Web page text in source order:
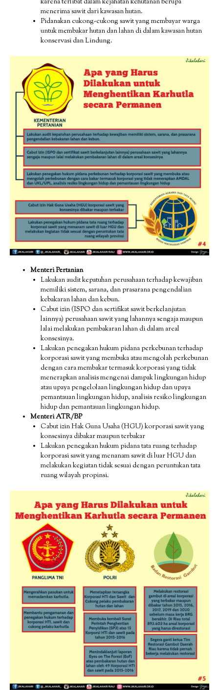
karena terlibat dalam kejahatan kehutanan berupa
menerima sawit dari kawasan hutan.
Pidanakan cukong-cukong sawit yang membayar warga
untuk membakar hutan dan lahan di dalam kawasan hutan
konservasi dan Lindung.
Menteri Pertanian
Lakukan audit kepatuhan perusahaan terhadap kewajiban
memiliki sistem, sarana, dan prasarana pengendalian
kebakaran lahan dan kebun.
Cabut izin (ISPO dan sertifikat sawit berkelanjutan
lainnya) perusahaan sawit yang lahannya sengaja maupun
lalai melakukan pembakaran lahan di dalam areal
konsesinya.
Lakukan penegakan hukum pidana perkebunan terhadap
korporasi sawit yang membuka atau mengolah perkebunan
dengan cara membakar termasuk korporasi yang tidak
menerapkan analisis mengenai dampak lingkungan hidup
atau upaya pengelolaan lingkungan hidup dan upaya
pemantauan lingkungan hidup, analisis resiko lingkungan
hidup dan pemantauan lingkungan hidup.
Menteri ATR/BP
Cabut izin Hak Guna Usaha (HGU) korporasi sawit yang
konsesinya dibakar maupun terbakar
Lakukan penegakan hukum pidana tata ruang terhadap
korporasi sawit yang menanam sawit di luar HGU dan
melakukan kegiatan tidak sesuai dengan peruntukan tata
ruang wilayah propinsi.